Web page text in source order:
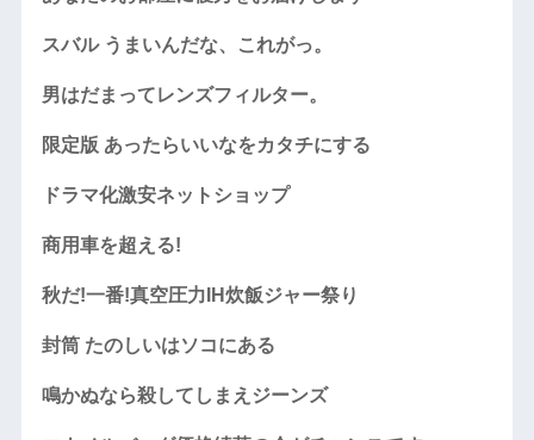
スバル うまいんだな、これがっ。
男はだまってレンズフィルター。
限定版 あったらいいなをカタチにする
ドラマ化激安ネットショップ
商用車を超える!
秋だ!一番!真空圧力IH炊飯ジャー祭り
封筒 たのしいはソコにある
鳴かぬなら殺してしまえジーンズ